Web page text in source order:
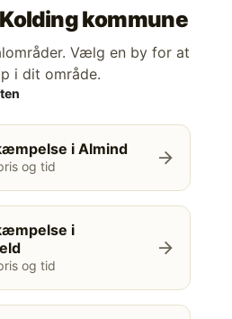
Kolding kommune
Vælg en by for at
i dit område.
i Almind
og tid arrow_forward
i
og tid
arrow_forward